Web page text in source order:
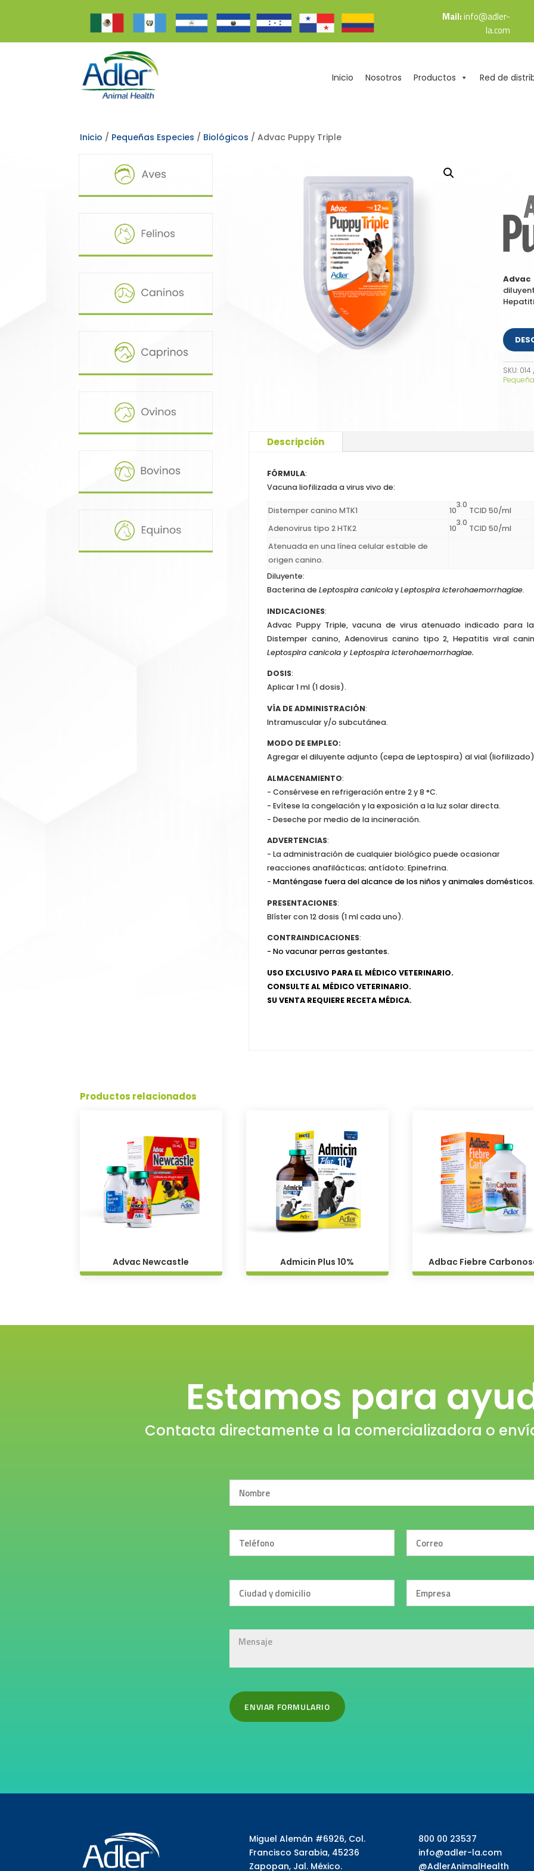
Mail:info@adler-
la.com
Inicio Nosotros Productos Red de
Inicio / Pequeñas Especies / Biológicos / Advac Puppy Triple
SKU: 014
Descripción
FÓRMULA:
Vacuna liofilizada a virus vivo de:
Distemper canino MTK1 10
3.0
TCID 50/ml
Adenovirus tipo 2 HTK2
10
3.0
TCID 50/ml
Atenuada en una línea celular estable de
origen canino.
Diluyente:
Bacterina deLeptospira canicolayLeptospira icterohaemorrhagiae.
INDICACIONES:
Advac Puppy Triple, vacuna de virus atenuado indicado para
Distemper canino, Adenovirus canino tipo 2, Hepatitis viral
Leptospira canicola y Leptospira icterohaemorrhagiae.
DOSIS:
Aplicar 1 ml (1 dosis).
VÍA DE ADMINISTRACIÓN:
Intramuscular y/o subcutánea.
MODO DE EMPLEO:
Agregar el diluyente adjunto (cepa de Leptospira) al vial
ALMACENAMIENTO:
- Consérvese en refrigeración entre 2 y 8 °C.
- Evítese la congelación y la exposición a la luz solar directa.
- Deseche por medio de la incineración.
ADVERTENCIAS:
- La administración de cualquier biológico puede ocasionar
reacciones anafilácticas; antídoto: Epinefrina.
- Manténgase fuera del alcance de los niños y animales domésticos.
PRESENTACIONES:
Blíster con 12 dosis (1 ml cada uno).
CONTRAINDICACIONES:
- No vacunar perras gestantes.
USO EXCLUSIVO PARA EL MÉDICO VETERINARIO.
CONSULTE AL MÉDICO VETERINARIO.
SU VENTA REQUIERE RECETA MÉDICA.
Productos relacionados
Advac Newcastle Admicin Plus 10% Adbac Fiebre
Estamos para
Contacta directamente a la comercializadora o
Miguel Alemán #6926, Col.
Francisco Sarabia, 45236
Zapopan, Jal. México.
800 00 23537
info@adler-la.com
@AdlerAnimalHealth